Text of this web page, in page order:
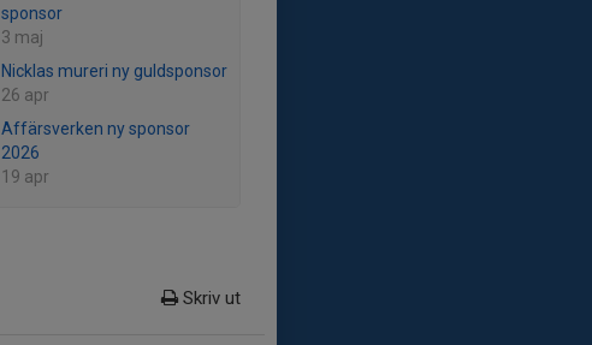
sponsor
3 maj
Nicklas mureri ny guldsponsor
26 apr
Affärsverken ny sponsor
2026
19 apr
Skriv ut